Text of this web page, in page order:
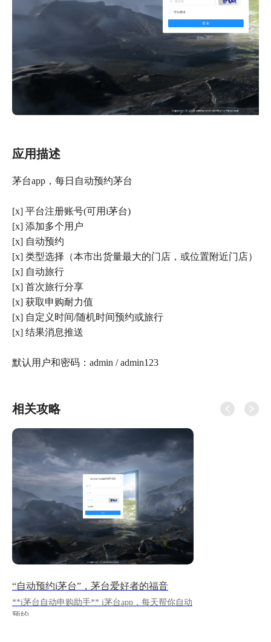
应用描述
茅台app，每日自动预约茅台
[x] 平台注册账号(可用i茅台)
[x] 添加多个用户
[x] 自动预约
[x] 类型选择（本市出货量最大的门店，或位置附近门店）
[x] 自动旅行
[x] 首次旅行分享
[x] 获取申购耐力值
[x] 自定义时间/随机时间预约或旅行
[x] 结果消息推送
默认用户和密码：admin / admin123
相关攻略
“自动预约i茅台”，茅台爱好者的福音
**i茅台自动申购助手** i茅台app，每天帮你自动
预约